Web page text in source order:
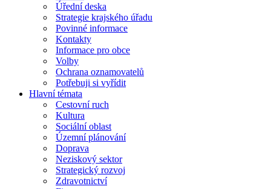
Úřední deska
Strategie krajského úřadu
Povinné informace
Kontakty
Informace pro obce
Volby
Ochrana oznamovatelů
Potřebuji si vyřídit
Hlavní témata
Cestovní ruch
Kultura
Sociální oblast
Územní plánování
Doprava
Neziskový sektor
Strategický rozvoj
Zdravotnictví